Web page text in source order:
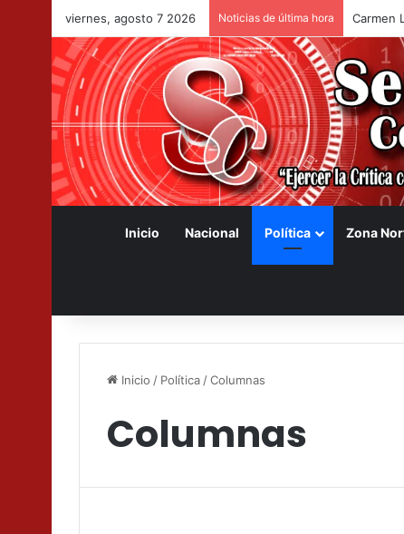
viernes, agosto 7 2026 Noticias de última hora Carmen
Inicio Nacional Política Zona
Inicio / Política /Columnas
Columnas